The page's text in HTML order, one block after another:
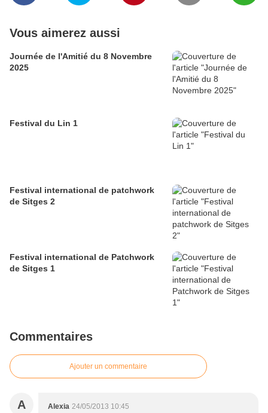
Vous aimerez aussi
Journée de l'Amitié du 8 Novembre
2025
Festival du Lin 1
Festival international de patchwork
de Sitges 2
Festival international de Patchwork
de Sitges 1
Commentaires
Ajouter un commentaire
A Alexia 24/05/2013 10:45